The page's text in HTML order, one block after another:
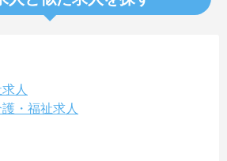
人
・福祉求人